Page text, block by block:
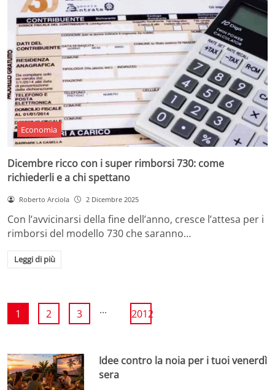
Economia
Dicembre ricco con i super rimborsi 730: come
richiederli e a chi spettano
Roberto Arciola 2 Dicembre 2025
Con l’avvicinarsi della fine dell’anno, cresce l’attesa per i
rimborsi del modello 730 che saranno…
Leggi di più
1 2 3 ... 2012
Idee contro la noia per i tuoi venerdì
sera